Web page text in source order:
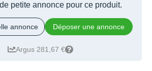
de petite annonce pour ce produit.
annonce Déposer une annonce
Argus 281,67 €